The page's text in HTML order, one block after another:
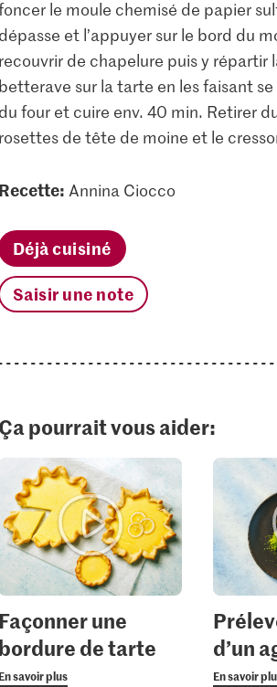
2.95
Bio Cresson alénois
Prix du jour
Anna's
cuites à la
le moule chemisé de papier
dépasse et l’appuyer sur le bord du
recouvrir de chapelure puis y répartir
betterave sur la tarte en les faisant
du four et cuire env. 40 min. Retirer
rosettes de tête de moine et le
Recette: Annina Ciocco
Déjà cuisiné
Saisir une note
Ça pourrait vous aider:
Façonner une
bordure de tarte
En savoir plus
d’un
En savoir